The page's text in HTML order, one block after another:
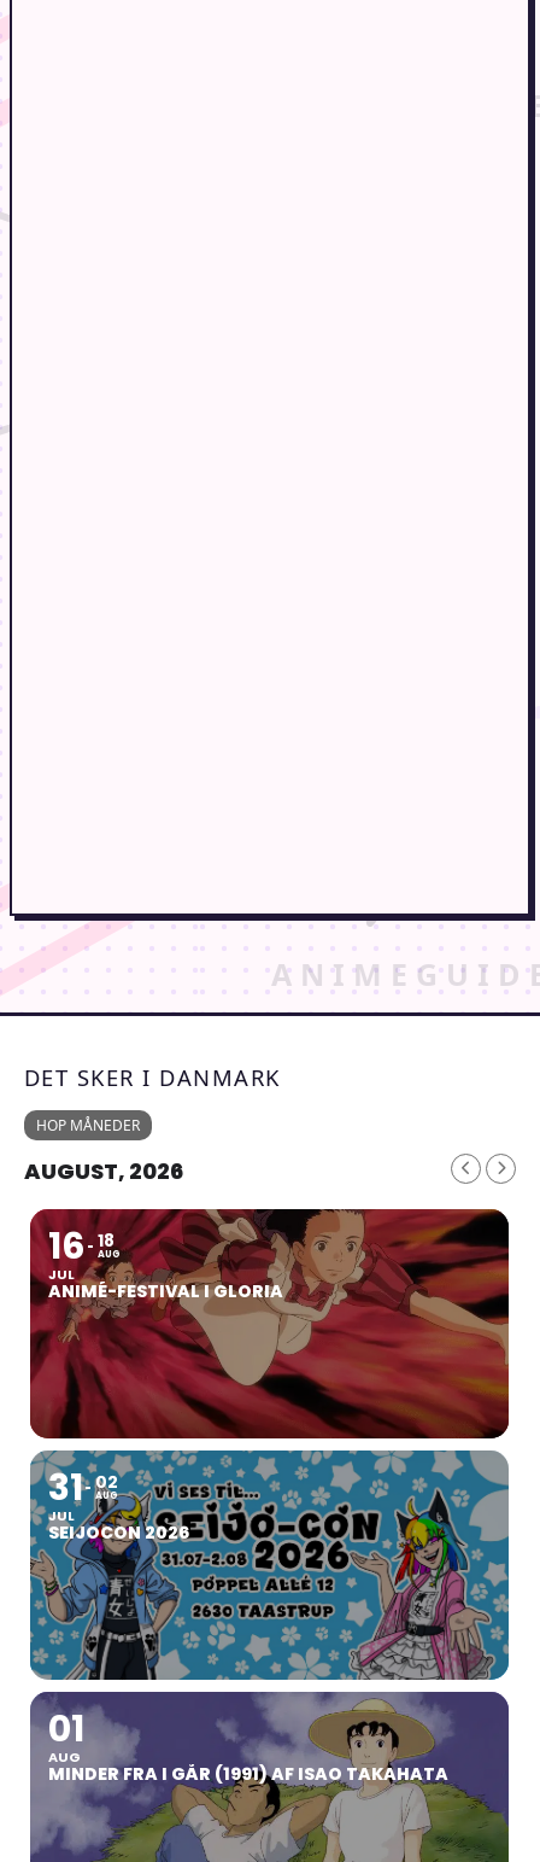
DET SKER I DANMARK
HOP MÅNEDER
AUGUST, 2026
16
JUL
18
AUG
ANIMÉ-FESTIVAL I GLORIA
31
JUL
02
AUG
SEIJOCON 2026
01
AUG
MINDER FRA I GÅR (1991) AF ISAO TAKAHATA